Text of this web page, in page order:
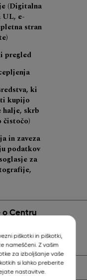
(Digitalna
e-
stran
pregled
ki
kupijo
halje, skrb
čistočo)
in zaveza
podatkov
za
o Centru
dejavnosti
centru UL
piškotki in piškotki,
nameščeni. Z vašim
za izboljšanje vaše
si lahko preberite
nastavitve.